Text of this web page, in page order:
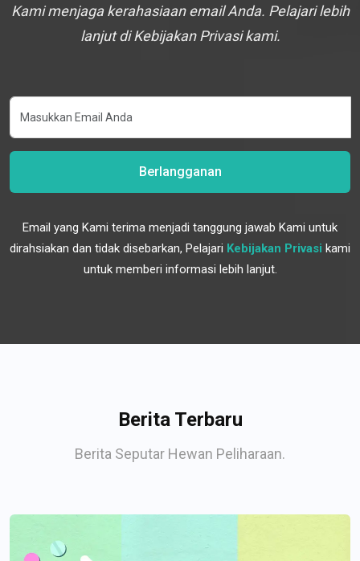
Kami menjaga kerahasiaan email Anda. Pelajari lebih
lanjut di Kebijakan Privasi kami.
Berlangganan
Email yang Kami terima menjadi tanggung jawab Kami untuk
dirahsiakan dan tidak disebarkan, Pelajari Kebijakan Privasi kami
untuk memberi informasi lebih lanjut.
Berita Terbaru
Berita Seputar Hewan Peliharaan.